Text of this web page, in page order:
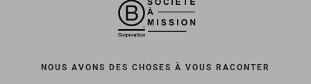
NOUS AVONS DES CHOSES À VOUS RACONTER